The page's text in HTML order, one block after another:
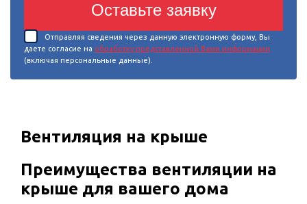
Оставьте заявку
Отправляя сведения через данную электронную форму, Вы
даете согласие на обработку представленной Вами информации
(включая персональные данные).
Вентиляция на крыше
Преимущества вентиляции на
крыше для вашего дома